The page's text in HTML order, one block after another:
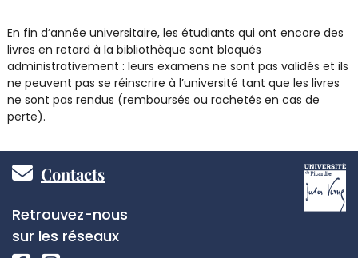
En fin d’année universitaire, les étudiants qui ont encore des
livres en retard à la bibliothèque sont bloqués
administrativement : leurs examens ne sont pas validés et ils
ne peuvent pas se réinscrire à l’université tant que les livres
ne sont pas rendus (remboursés ou rachetés en cas de
perte).
Pied
de
page
Contacts
Réseaux
sociaux
Retrouvez-nous
sur les réseaux